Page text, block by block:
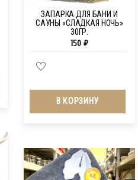
ЗАПАРКА ДЛЯ БАНИ И
САУНЫ «СЛАДКАЯ НОЧЬ»
30ГР.
150 ₽
В КОРЗИНУ